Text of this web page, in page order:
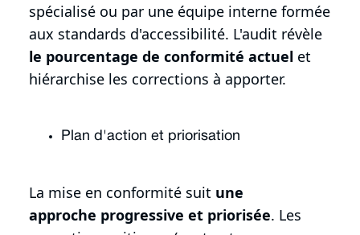
spécialisé ou par une équipe interne formée
aux standards d'accessibilité. L'audit révèle
le pourcentage de conformité actuel et
hiérarchise les corrections à apporter.
Plan d'action et priorisation
La mise en conformité suit une
approche progressive et priorisée. Les